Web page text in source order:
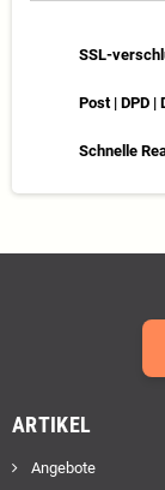
SSL-
Post | DPD |
Schnelle
ARTIKEL
Angebote